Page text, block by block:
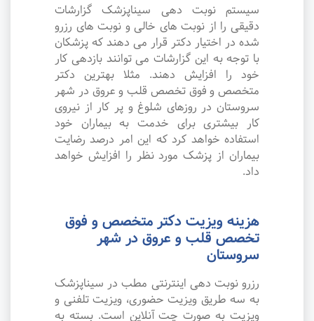
سیستم نوبت دهی سیناپزشک گزارشات
دقیقی را از نوبت های خالی و نوبت های رزرو
شده در اختیار دکتر قرار می دهند که پزشکان
با توجه به این گزارشات می توانند بازدهی کار
خود را افزایش دهند. مثلا بهترین دکتر
متخصص و فوق تخصص قلب و عروق در شهر
سروستان در روزهای شلوغ و پر کار از نیروی
کار بیشتری برای خدمت به بیماران خود
استفاده خواهد کرد که این امر درصد رضایت
بیماران از پزشک مورد نظر را افزایش خواهد
داد.
هزینه ویزیت دکتر متخصص و فوق
تخصص قلب و عروق در شهر
سروستان
رزرو نوبت دهی اینترنتی مطب در سیناپزشک
به سه طریق ویزیت حضوری، ویزیت تلفنی و
ویزیت به صورت چت آنلاین است. بسته به